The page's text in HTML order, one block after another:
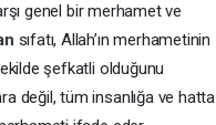
genel bir merhamet ve
sıfatı, Allah’ın merhametinin
şefkatli olduğunu
değil, tüm insanlığa ve hatta